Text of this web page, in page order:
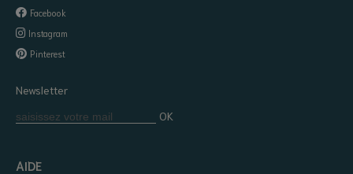
Facebook
Instagram
Pinterest
Newsletter
OK
AIDE